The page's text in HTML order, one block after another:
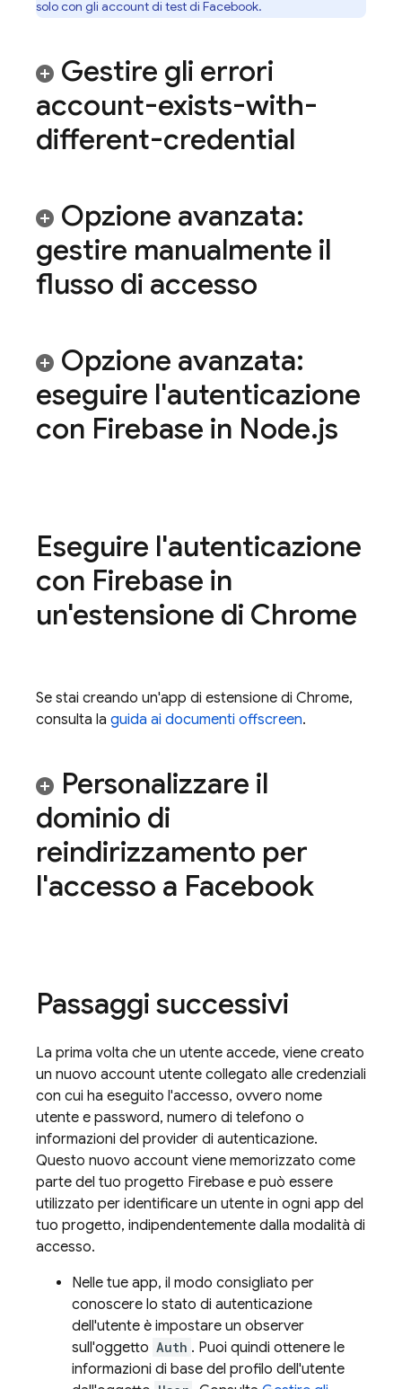
solo con gli account di test di Facebook.
Gestire gli errori
account-exists-with-
different-credential
Opzione avanzata:
gestire manualmente il
flusso di accesso
Opzione avanzata:
eseguire l'autenticazione
con Firebase in Node.js
Eseguire l'autenticazione
con Firebase in
un'estensione di Chrome
Se stai creando un'app di estensione di Chrome,
consulta la guida ai documenti offscreen.
Personalizzare il
dominio di
reindirizzamento per
l'accesso a Facebook
Passaggi successivi
La prima volta che un utente accede, viene creato
un nuovo account utente collegato alle credenziali
con cui ha eseguito l'accesso, ovvero nome
utente e password, numero di telefono o
informazioni del provider di autenticazione.
Questo nuovo account viene memorizzato come
parte del tuo progetto Firebase e può essere
utilizzato per identificare un utente in ogni app del
tuo progetto, indipendentemente dalla modalità di
accesso.
Nelle tue app, il modo consigliato per
conoscere lo stato di autenticazione
dell'utente è impostare un observer
sull'oggetto Auth . Puoi quindi ottenere le
informazioni di base del profilo dell'utente